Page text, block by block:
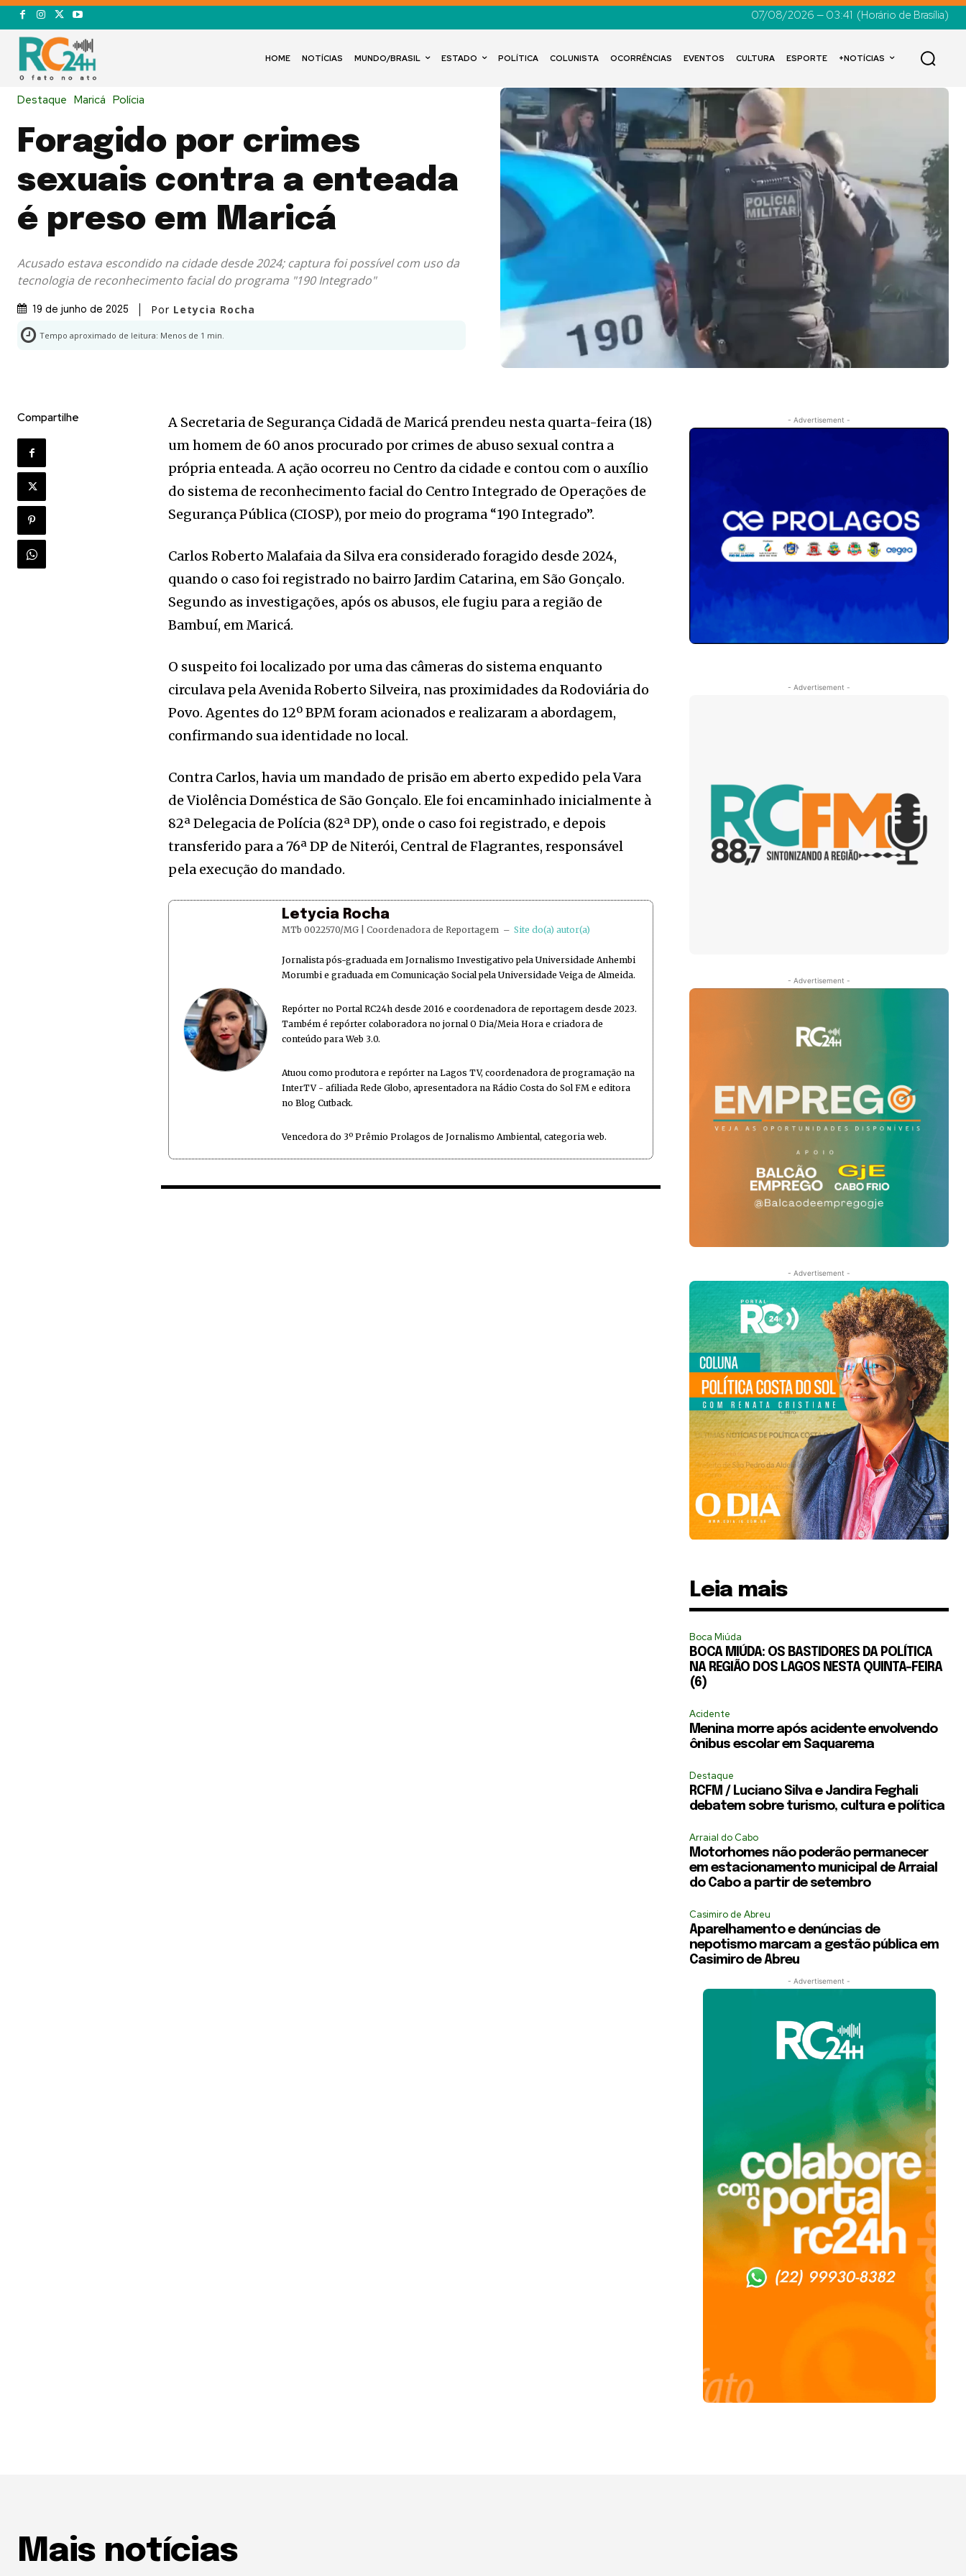
07/08/2026 — 03:41 (Horário de Brasília)
HOME NOTÍCIAS MUNDO/BRASIL ESTADO POLÍTICA COLUNISTA OCORRÊNCIAS EVENTOS CULTURA ESPORTE +NOTÍCIAS
Destaque Maricá Polícia
Foragido por crimes
sexuais contra a enteada
é preso em Maricá
Acusado estava escondido na cidade desde 2024; captura foi possível com uso da
tecnologia de reconhecimento facial do programa "190 Integrado"
19 de junho de 2025 Por Letycia Rocha
Tempo aproximado de leitura: Menos de 1 min.
Compartilhe
A Secretaria de Segurança Cidadã de Maricá prendeu nesta quarta-feira (18)
um homem de 60 anos procurado por crimes de abuso sexual contra a
própria enteada. A ação ocorreu no Centro da cidade e contou com o auxílio
do sistema de reconhecimento facial do Centro Integrado de Operações de
Segurança Pública (CIOSP), por meio do programa “190 Integrado”.
Carlos Roberto Malafaia da Silva era considerado foragido desde 2024,
quando o caso foi registrado no bairro Jardim Catarina, em São Gonçalo.
Segundo as investigações, após os abusos, ele fugiu para a região de
Bambuí, em Maricá.
O suspeito foi localizado por uma das câmeras do sistema enquanto
circulava pela Avenida Roberto Silveira, nas proximidades da Rodoviária do
Povo. Agentes do 12º BPM foram acionados e realizaram a abordagem,
confirmando sua identidade no local.
Contra Carlos, havia um mandado de prisão em aberto expedido pela Vara
de Violência Doméstica de São Gonçalo. Ele foi encaminhado inicialmente à
82ª Delegacia de Polícia (82ª DP), onde o caso foi registrado, e depois
transferido para a 76ª DP de Niterói, Central de Flagrantes, responsável
pela execução do mandado.
Letycia Rocha
MTb 0022570/MG | Coordenadora de Reportagem – Site do(a) autor(a)
Jornalista pós-graduada em Jornalismo Investigativo pela Universidade Anhembi
Morumbi e graduada em Comunicação Social pela Universidade Veiga de Almeida.
Repórter no Portal RC24h desde 2016 e coordenadora de reportagem desde 2023.
Também é repórter colaboradora no jornal O Dia/Meia Hora e criadora de
conteúdo para Web 3.0.
Atuou como produtora e repórter na Lagos TV, coordenadora de programação na
InterTV - afiliada Rede Globo, apresentadora na Rádio Costa do Sol FM e editora
no Blog Cutback.
Vencedora do 3º Prêmio Prolagos de Jornalismo Ambiental, categoria web.
- Advertisement -
- Advertisement -
- Advertisement -
- Advertisement -
Leia mais
Boca Miúda
BOCA MIÚDA: OS BASTIDORES DA POLÍTICA
NA REGIÃO DOS LAGOS NESTA QUINTA-FEIRA
(6)
Acidente
Menina morre após acidente envolvendo
ônibus escolar em Saquarema
Destaque
RCFM / Luciano Silva e Jandira Feghali
debatem sobre turismo, cultura e política
Arraial do Cabo
Motorhomes não poderão permanecer
em estacionamento municipal de Arraial
do Cabo a partir de setembro
Casimiro de Abreu
Aparelhamento e denúncias de
nepotismo marcam a gestão pública em
Casimiro de Abreu
- Advertisement -
Mais notícias